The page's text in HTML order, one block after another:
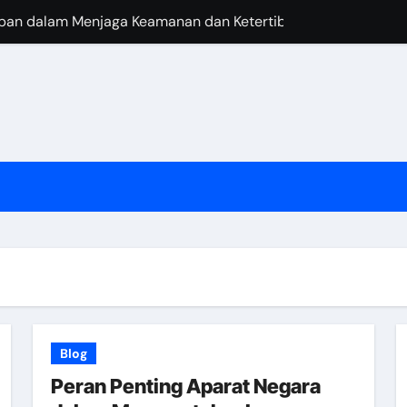
dalam Menjaga Keamanan dan Ketertiban
Aparat dalam Menjalankan Tugasnya
Keamanan dalam Menjaga Ketertiban di Negara
oleh Aparat dalam Melaksanakan Tugasnya
dalam Mewujudkan Kesejahteraan Rakyat
Blog
Peran Penting Aparat Negara